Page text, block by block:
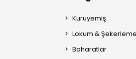
Kuruyemiş
Lokum & Şekerleme
Baharatlar